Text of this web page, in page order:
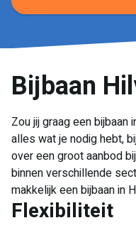
Bijbaan
Zou jij graag een bijbaan
alles wat je nodig hebt,
over een groot aanbod
binnen verschillende
makkelijk een bijbaan in
Flexibiliteit